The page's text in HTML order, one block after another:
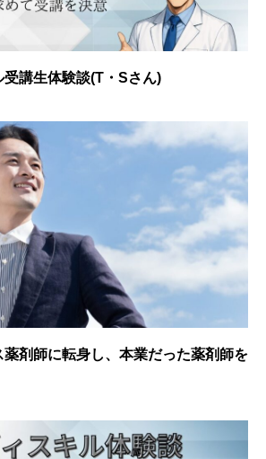
受講生体験談(T・Sさん)
薬剤師に転身し、本業だった薬剤師を